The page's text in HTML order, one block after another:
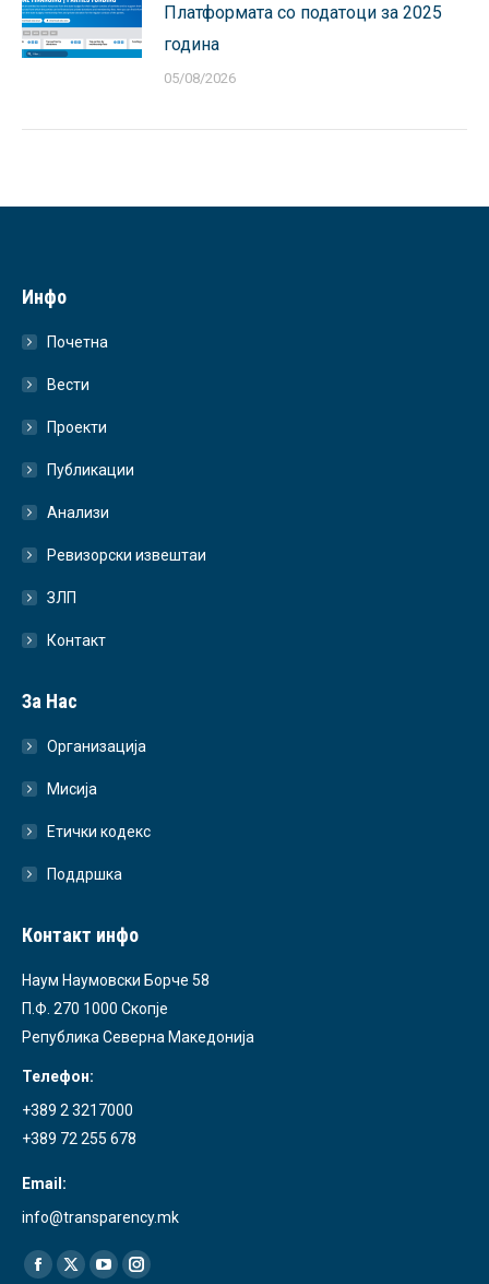
Платформата со податоци за 2025
година
05/08/2026
Инфо
Почетна
Вести
Проекти
Публикации
Анализи
Ревизорски извештаи
ЗЛП
Контакт
За Нас
Организација
Мисија
Етички кодекс
Поддршка
Контакт инфо
Наум Наумовски Борче 58
П.Ф. 270 1000 Скопје
Република Северна Македонија
Телефон:
+389 2 3217000
+389 72 255 678
Email:
info@transparency.mk
Find us on:
Facebook
X YouTubeInstagram